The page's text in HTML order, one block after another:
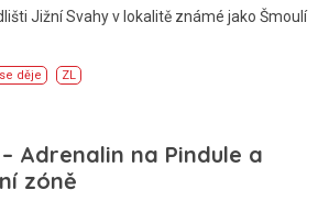
Jižní Svahy v lokalitě známé jako Šmoulí
děje ZL
– Adrenalin na Pindule a
zóně